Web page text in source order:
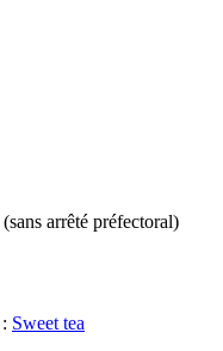
arrêté préfectoral)
Sweet tea